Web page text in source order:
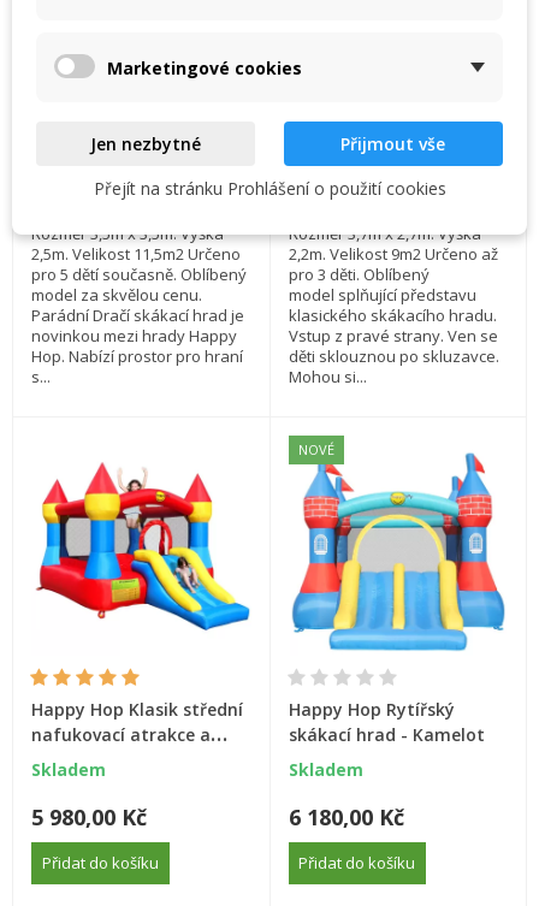
skákací hrad Dráček.
Happy Hop nafukovací
Skladem
8 380,00 Kč
Přidat do košíku
Rozměr 3,5m x 3,5m. Výška
2,5m. Velikost 11,5m2 Určeno
pro 5 dětí současně. Oblíbený
model za skvělou cenu.
Parádní Dračí skákací hrad je
novinkou mezi hrady Happy
Hop. Nabízí prostor pro hraní
s...
zahrady
5 780,00 Kč
Přidat do košíku
Rozměr 3,7m x 2,7m. Výška
2,2m. Velikost 9m2 Určeno až
pro 3 děti. Oblíbený
model splňující představu
klasického skákacího hradu.
Vstup z pravé strany. Ven se
děti sklouznou po skluzavce.
Mohou si...
Happy Hop Klasik střední
nafukovací atrakce a
skluzavkou
Skladem
5 980,00 Kč
Přidat do košíku
NOVÉ
Happy Hop Rytířský
skákací hrad - Kamelot
Skladem
6 180,00 Kč
Přidat do košíku
Zrušit
Vytvořit seznam přání
Marketingové cookies
Jen nezbytné
Přijmout vše
Přejít na stránku Prohlášení o použití cookies